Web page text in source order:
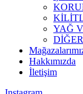
YAĞ
Hakkımızda
İletişim